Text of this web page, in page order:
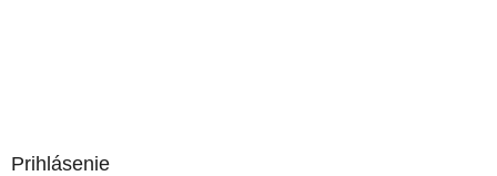
Prihlásenie